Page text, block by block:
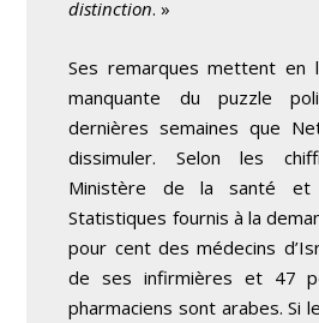
distinction. »
Ses remarques mettent en
manquante du puzzle
dernières semaines que
dissimuler. Selon les
Ministère de la santé et
Statistiques fournis à la
pour cent des médecins
de ses infirmières et 47
pharmaciens sont arabes. Si